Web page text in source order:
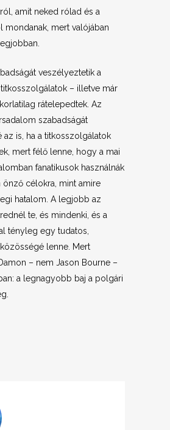
amit neked rólad és a
mondanak, mert valójában
veszélyeztetik a
– illetve már
rátelepedtek. Az
szabadságát
az is, ha a titkosszolgálatok
mert félő lenne, hogy a mai
fanatikusok használnák
célokra, mint amire
hatalom. A legjobb az
te, és mindenki, és a
tényleg egy tudatos,
lenne. Mert
– nem Jason Bourne –
a legnagyobb baj a polgári